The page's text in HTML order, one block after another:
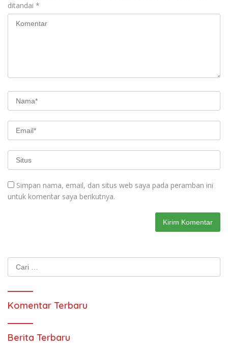
ditandai *
Simpan nama, email, dan situs web saya pada peramban ini
untuk komentar saya berikutnya.
Cari
untuk:
Komentar Terbaru
Berita Terbaru